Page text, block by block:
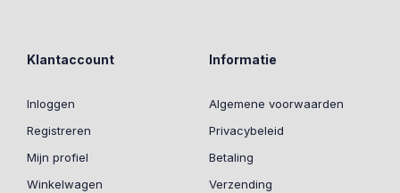
Klantaccount
Inloggen
Registreren
Mijn profiel
Winkelwagen
Informatie
Algemene voorwaarden
Privacybeleid
Betaling
Verzending